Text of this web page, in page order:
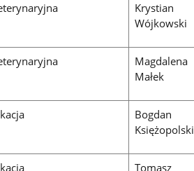
Krystian
Wójkowski
Magdalena
Małek
Bogdan
Tomasz